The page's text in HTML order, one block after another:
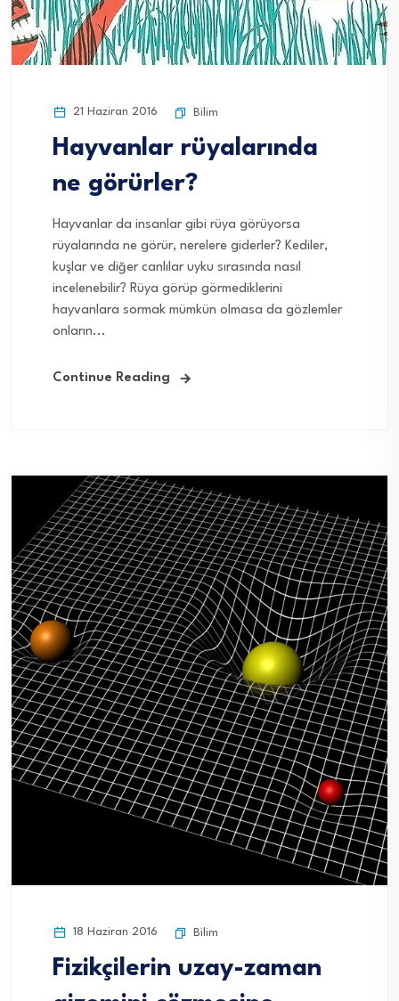
21 Haziran 2016 Bilim
Hayvanlar rüyalarında
ne görürler?
Hayvanlar da insanlar gibi rüya görüyorsa
rüyalarında ne görür, nerelere giderler? Kediler,
kuşlar ve diğer canlılar uyku sırasında nasıl
incelenebilir? Rüya görüp görmediklerini
hayvanlara sormak mümkün olmasa da gözlemler
onların...
Continue Reading
18 Haziran 2016 Bilim
Fizikçilerin uzay-zaman